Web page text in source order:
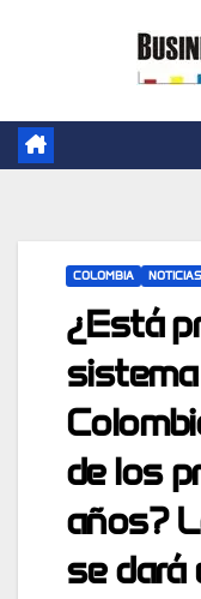
COLOMBIA NOTICIAS
¿Está
de los
años?
se dará